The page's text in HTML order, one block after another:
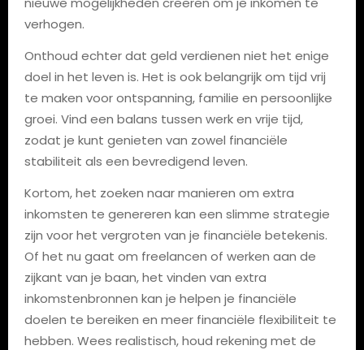
verhogen.
Onthoud echter dat geld verdienen niet het enige
doel in het leven is. Het is ook belangrijk om tijd vrij
te maken voor ontspanning, familie en persoonlijke
groei. Vind een balans tussen werk en vrije tijd,
zodat je kunt genieten van zowel financiële
stabiliteit als een bevredigend leven.
Kortom, het zoeken naar manieren om extra
inkomsten te genereren kan een slimme strategie
zijn voor het vergroten van je financiële betekenis.
Of het nu gaat om freelancen of werken aan de
zijkant van je baan, het vinden van extra
inkomstenbronnen kan je helpen je financiële
doelen te bereiken en meer financiële flexibiliteit te
hebben. Wees realistisch, houd rekening met de